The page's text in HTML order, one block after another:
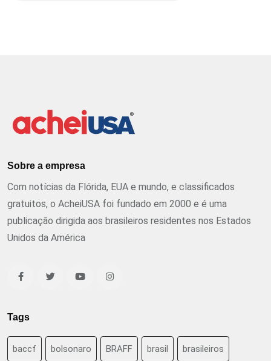
Sobre a empresa
Com notícias da Flórida, EUA e mundo, e classificados
gratuitos, o AcheiUSA foi fundado em 2000 e é uma
publicação dirigida aos brasileiros residentes nos Estados
Unidos da América
Tags
baccf bolsonaro BRAFF brasil brasileiros